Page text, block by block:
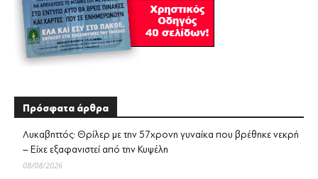
Πρόσφατα άρθρα
Λυκαβηττός: Θρίλερ με την 57χρονη γυναίκα που βρέθηκε νεκρή
– Είχε εξαφανιστεί από την Κυψέλη
08/08/2026